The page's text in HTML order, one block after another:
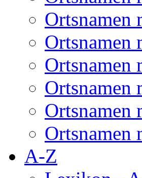
Ortsnamen
Ortsnamen
Ortsnamen
Ortsnamen
Ortsnamen
Ortsnamen
A-Z